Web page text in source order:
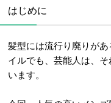
はじめに
髪型には流行り廃りが
イルでも、芸能人は、
います。